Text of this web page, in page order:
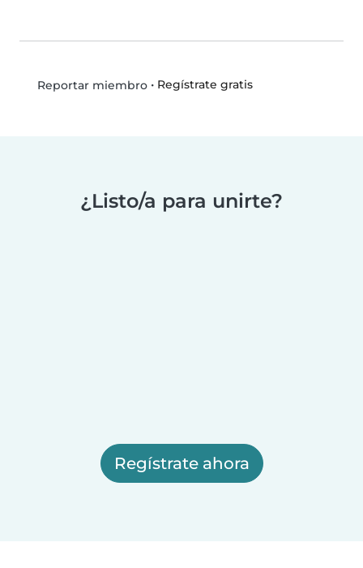
Reportar miembro• Regístrate gratis
¿Listo/a para unirte?
Regístrate ahora